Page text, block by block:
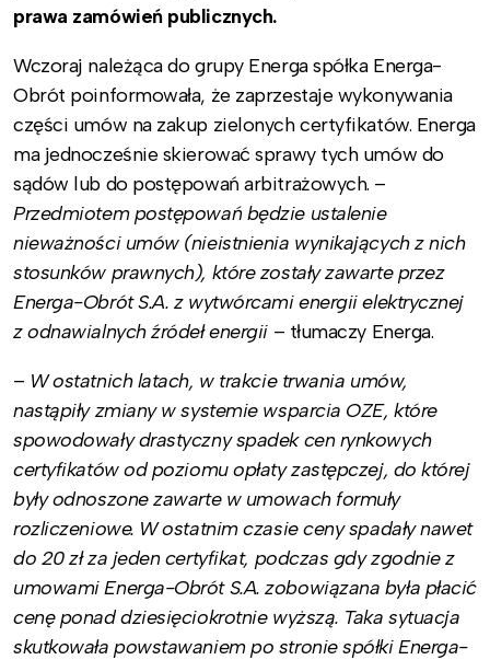
prawa zamówień publicznych.
Wczoraj należąca do grupy Energa spółka Energa-
Obrót poinformowała, że zaprzestaje wykonywania
części umów na zakup zielonych certyfikatów. Energa
ma jednocześnie skierować sprawy tych umów do
sądów lub do postępowań arbitrażowych. –
Przedmiotem postępowań będzie ustalenie
nieważności umów (nieistnienia wynikających z nich
stosunków prawnych), które zostały zawarte przez
Energa-Obrót S.A. z wytwórcami energii elektrycznej
z odnawialnych źródeł energii– tłumaczy Energa.
– W ostatnich latach, w trakcie trwania umów,
nastąpiły zmiany w systemie wsparcia OZE, które
spowodowały drastyczny spadek cen rynkowych
certyfikatów od poziomu opłaty zastępczej, do której
były odnoszone zawarte w umowach formuły
rozliczeniowe. W ostatnim czasie ceny spadały nawet
do 20 zł za jeden certyfikat, podczas gdy zgodnie z
umowami Energa-Obrót S.A. zobowiązana była płacić
cenę ponad dziesięciokrotnie wyższą. Taka sytuacja
skutkowała powstawaniem po stronie spółki Energa-